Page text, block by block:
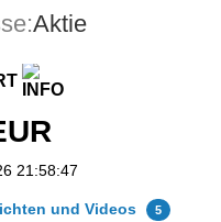
Aktie
21:58:47
und Videos 5